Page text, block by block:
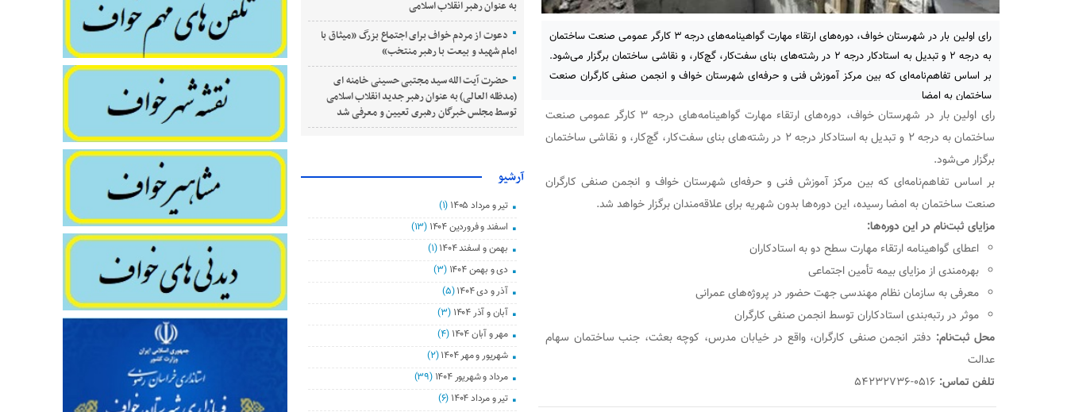
رای اولین بار در شهرستان خواف، دوره‌های ارتقاء مهارت گواهینامه‌های درجه ۳ کارگر عمومی صنعت ساختمان
به درجه ۲ و تبدیل به استادکار درجه ۲ در رشته‌های بنای سفت‌کار، گچ‌کار، و نقاشی ساختمان برگزار می‌شود.
بر اساس تفاهم‌نامه‌ای که بین مرکز آموزش فنی و حرفه‌ای شهرستان خواف و انجمن صنفی کارگران صنعت
ساختمان به امضا
رای اولین بار در شهرستان خواف، دوره‌های ارتقاء مهارت گواهینامه‌های درجه ۳ کارگر عمومی صنعت
ساختمان به درجه ۲ و تبدیل به استادکار درجه ۲ در رشته‌های بنای سفت‌کار، گچ‌کار، و نقاشی ساختمان
برگزار می‌شود.
بر اساس تفاهم‌نامه‌ای که بین مرکز آموزش فنی و حرفه‌ای شهرستان خواف و انجمن صنفی کارگران
صنعت ساختمان به امضا رسیده، این دوره‌ها بدون شهریه برای علاقه‌مندان برگزار خواهد شد.
مزایای ثبت‌نام در این دوره‌ها:
اعطای گواهینامه ارتقاء مهارت سطح دو به استادکاران
بهره‌مندی از مزایای بیمه تأمین اجتماعی
معرفی به سازمان نظام مهندسی جهت حضور در پروژه‌های عمرانی
موثر در رتبه‌بندی استادکاران توسط انجمن صنفی کارگران
محل ثبت‌نام: دفتر انجمن صنفی کارگران، واقع در خیابان مدرس، کوچه بعثت، جنب ساختمان سهام
عدالت
تلفن تماس:
به عنوان رهبر انقلاب اسلامی
دعوت از مردم خواف برای اجتماع بزرگ «میثاق با
امام شهید و بیعت با رهبر منتخب»
حضرت آیت الله سید مجتبی حسینی خامنه ای
(مدظله العالی) به عنوان رهبر جدید انقلاب اسلامی
توسط مجلس خبرگان رهبری تعیین و معرفی شد
آرشیو
تیر و مرداد ۱۴۰۵
(۱)
اسفند و فروردین ۱۴۰۴
(۱۳)
بهمن و اسفند ۱۴۰۴
(۱)
دی و بهمن ۱۴۰۴
(۳)
آذر و دی ۱۴۰۴
(۵)
آبان و آذر ۱۴۰۴
(۳)
مهر و آبان ۱۴۰۴
(۴)
شهریور و مهر ۱۴۰۴
(۲)
مرداد و شهریور ۱۴۰۴
(۳۹)
تیر و مرداد ۱۴۰۴
(۶)